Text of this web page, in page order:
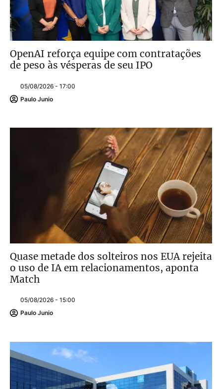
OpenAI reforça equipe com contratações
de peso às vésperas de seu IPO
05/08/2026 - 17:00
Paulo Junio
Quase metade dos solteiros nos EUA rejeita
o uso de IA em relacionamentos, aponta
Match
05/08/2026 - 15:00
Paulo Junio